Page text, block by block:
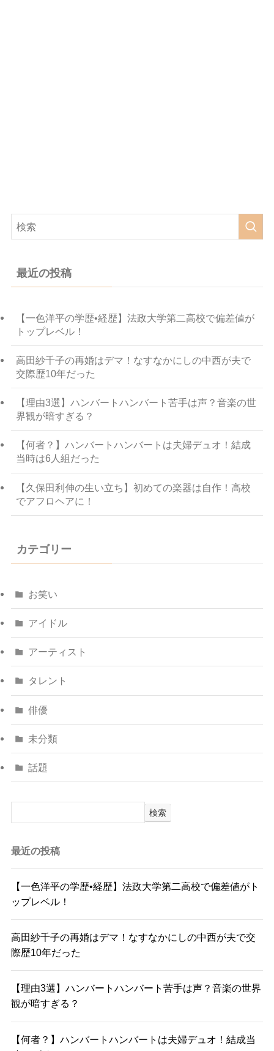
最近の投稿
【一色洋平の学歴•経歴】法政大学第二高校で偏差値が
トップレベル！
高田紗千子の再婚はデマ！なすなかにしの中西が夫で
交際歴10年だった
【理由3選】ハンバートハンバート苦手は声？音楽の世
界観が暗すぎる？
【何者？】ハンバートハンバートは夫婦デュオ！結成
当時は6人組だった
【久保田利伸の生い立ち】初めての楽器は自作！高校
でアフロヘアに！
カテゴリー
お笑い
アイドル
アーティスト
タレント
俳優
未分類
話題
検索
最近の投稿
【一色洋平の学歴•経歴】法政大学第二高校で偏差値がト
ップレベル！
高田紗千子の再婚はデマ！なすなかにしの中西が夫で交
際歴10年だった
【理由3選】ハンバートハンバート苦手は声？音楽の世界
観が暗すぎる？
【何者？】ハンバートハンバートは夫婦デュオ！結成当